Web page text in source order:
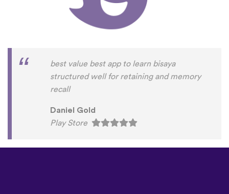
best value best app to learn bisaya
structured well for retaining and memory
recall
Daniel Gold
Play Store